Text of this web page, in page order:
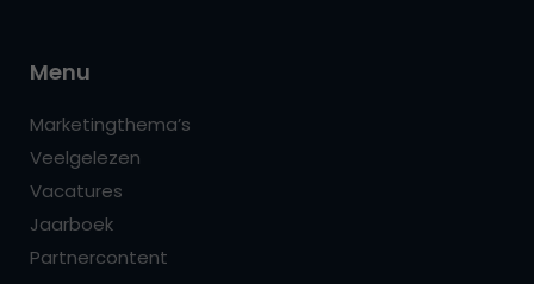
Menu
Marketingthema’s
Veelgelezen
Vacatures
Jaarboek
Partnercontent